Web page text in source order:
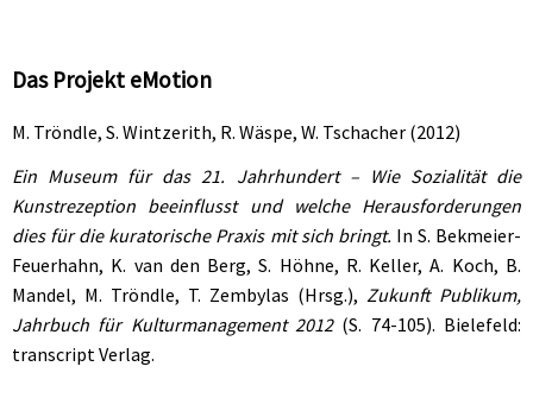
Das Projekt eMotion
M. Tröndle, S. Wintzerith, R. Wäspe, W. Tschacher (2012)
Ein Museum für das 21. Jahrhundert – Wie Sozialität die
Kunstrezeption beeinflusst und welche Herausforderungen
dies für die kuratorische Praxis mit sich bringt. In S. Bekmeier-
Feuerhahn, K. van den Berg, S. Höhne, R. Keller, A. Koch, B.
Mandel, M. Tröndle, T. Zembylas (Hrsg.), Zukunft Publikum,
Jahrbuch für Kulturmanagement 2012(S. 74-105). Bielefeld:
transcript Verlag.